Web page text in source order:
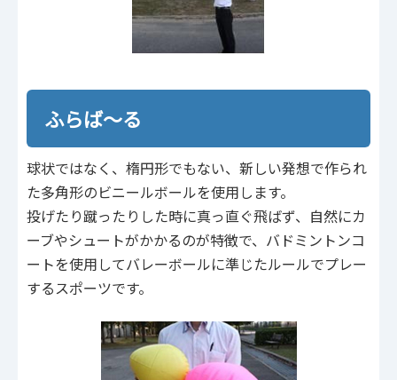
ふらば～る
球状ではなく、楕円形でもない、新しい発想で作られ
た多角形のビニールボールを使用します。
投げたり蹴ったりした時に真っ直ぐ飛ばず、自然にカ
ーブやシュートがかかるのが特徴で、バドミントンコ
ートを使用してバレーボールに準じたルールでプレー
するスポーツです。